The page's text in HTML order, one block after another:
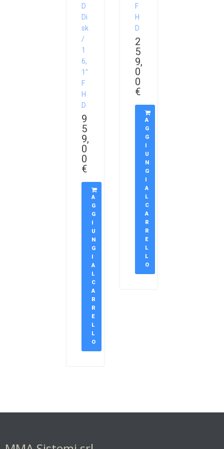
D
Di
sk
/
1
6,
1″
F
H
D
9
5
9,
0
0
€
A
G
G
I
U
N
G
I
A
L
C
A
R
R
E
L
L
O
F
H
D
2
5
9,
0
0
€
A
G
G
I
U
N
G
I
A
L
C
A
R
R
E
L
L
O